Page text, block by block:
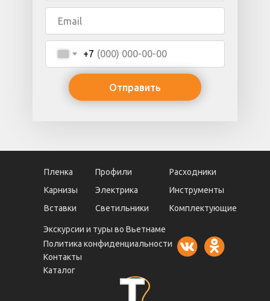
+7
Отправить
Пленка Профили
Вставки Комплектующие
Светильники
Карнизы Электрика Инструменты
Политика конфиденциальности
Экскурсии и туры во Вьетнаме
Каталог
Контакты
Расходники